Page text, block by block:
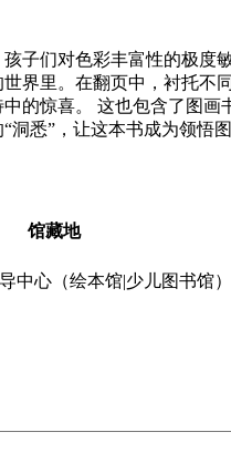
子们对色彩丰富性的极
界里。在翻页中，衬托
的惊喜。 这也包含了图
悉”，让这本书成为领悟
馆藏地
中心（绘本馆|少儿图书馆）